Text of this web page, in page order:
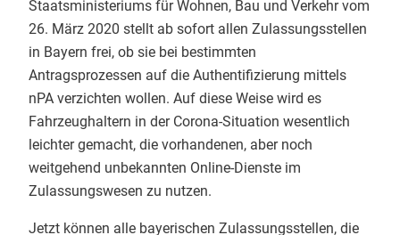
Staatsministeriums für Wohnen, Bau und Verkehr vom
26. März 2020 stellt ab sofort allen Zulassungsstellen
in Bayern frei, ob sie bei bestimmten
Antragsprozessen auf die Authentifizierung mittels
nPA verzichten wollen. Auf diese Weise wird es
Fahrzeughaltern in der Corona-Situation wesentlich
leichter gemacht, die vorhandenen, aber noch
weitgehend unbekannten Online-Dienste im
Zulassungswesen zu nutzen.
Jetzt können alle bayerischen Zulassungsstellen, die